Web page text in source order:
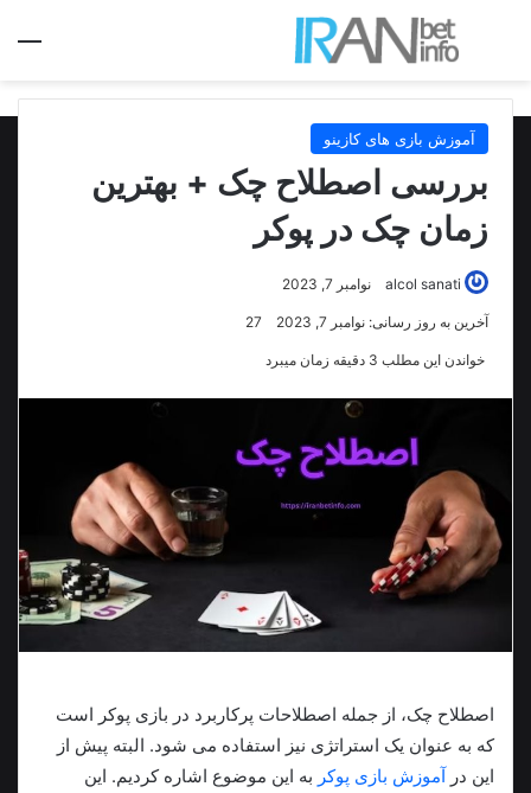
جستجو برای
آموزش بازی های کازینو
بررسی اصطلاح چک + بهترین
زمان چک در پوکر
alcol sanati نوامبر 7, 2023
آخرین به روز رسانی: نوامبر 7, 2023 27
خواندن این مطلب 3 دقیقه زمان میبرد
اصطلاح چک، از جمله اصطلاحات پرکاربرد در بازی پوکر است
که به عنوان یک استراتژی نیز استفاده می شود. البته پیش از
این درآموزش بازی پوکر به این موضوع اشاره کردیم. این